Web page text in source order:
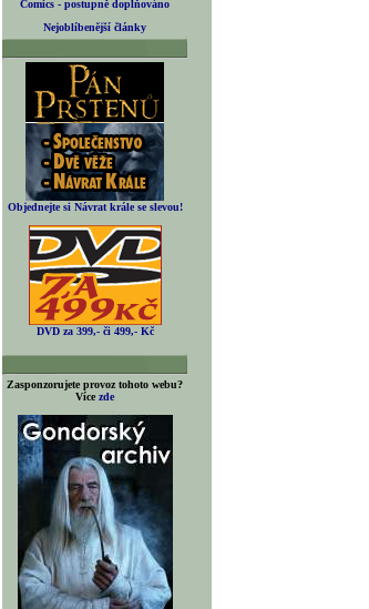
Comics - postupně doplňováno
Nejoblíbenější články
Objednejte si Návrat krále se slevou!
DVD za 399,- či 499,- Kč
Zasponzorujete provoz tohoto webu?
Více zde